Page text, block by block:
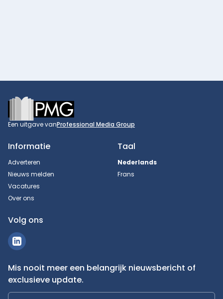
Footer
Een uitgave vanProfessional Media Group
Informatie
Adverteren
Nieuws melden
Vacatures
Over ons
Taal
Nederlands
Frans
Volg ons
Mis nooit meer een belangrijk nieuwsbericht of
exclusieve update.